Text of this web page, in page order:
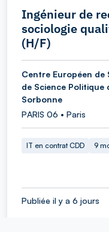
Ingénieur de
sociologie
(H/F)
Centre Européen de
de Science Politique
Sorbonne
PARIS 06 • Paris
IT en contrat CDD 9
Publiée il y a 6 jours